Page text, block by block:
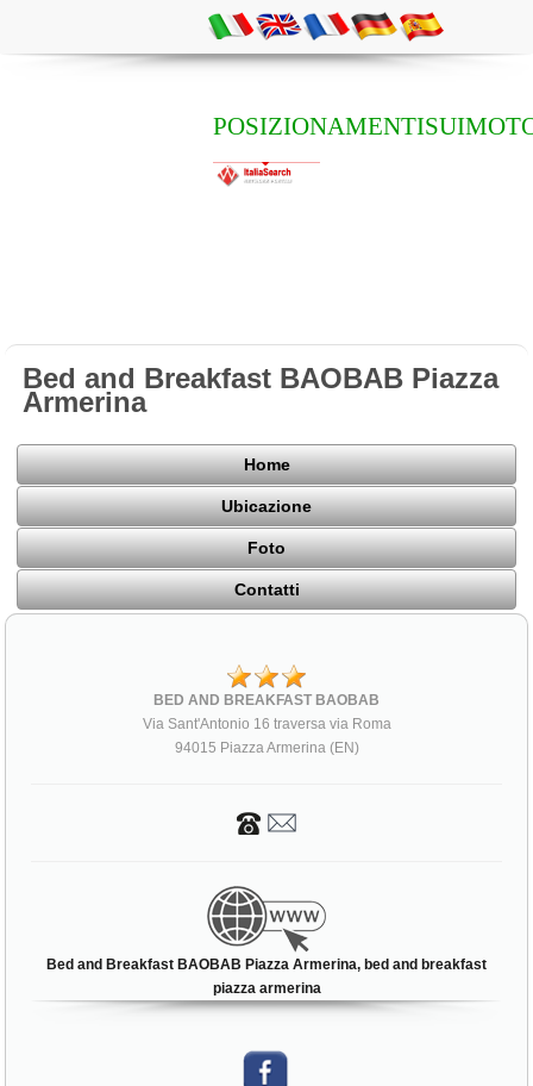
Bed and Breakfast BAOBAB Piazza
Armerina
Home
Ubicazione
Foto
Contatti
BED AND BREAKFAST BAOBAB
Via Sant'Antonio 16 traversa via Roma
94015 Piazza Armerina (EN)
Bed and Breakfast BAOBAB Piazza Armerina, bed and breakfast
piazza armerina